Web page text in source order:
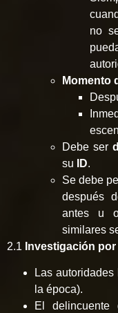
no
Momento
Debe ser
su
ID.
Se debe
después
antes u
similares
2.1 Investigación
Las
la época).
El